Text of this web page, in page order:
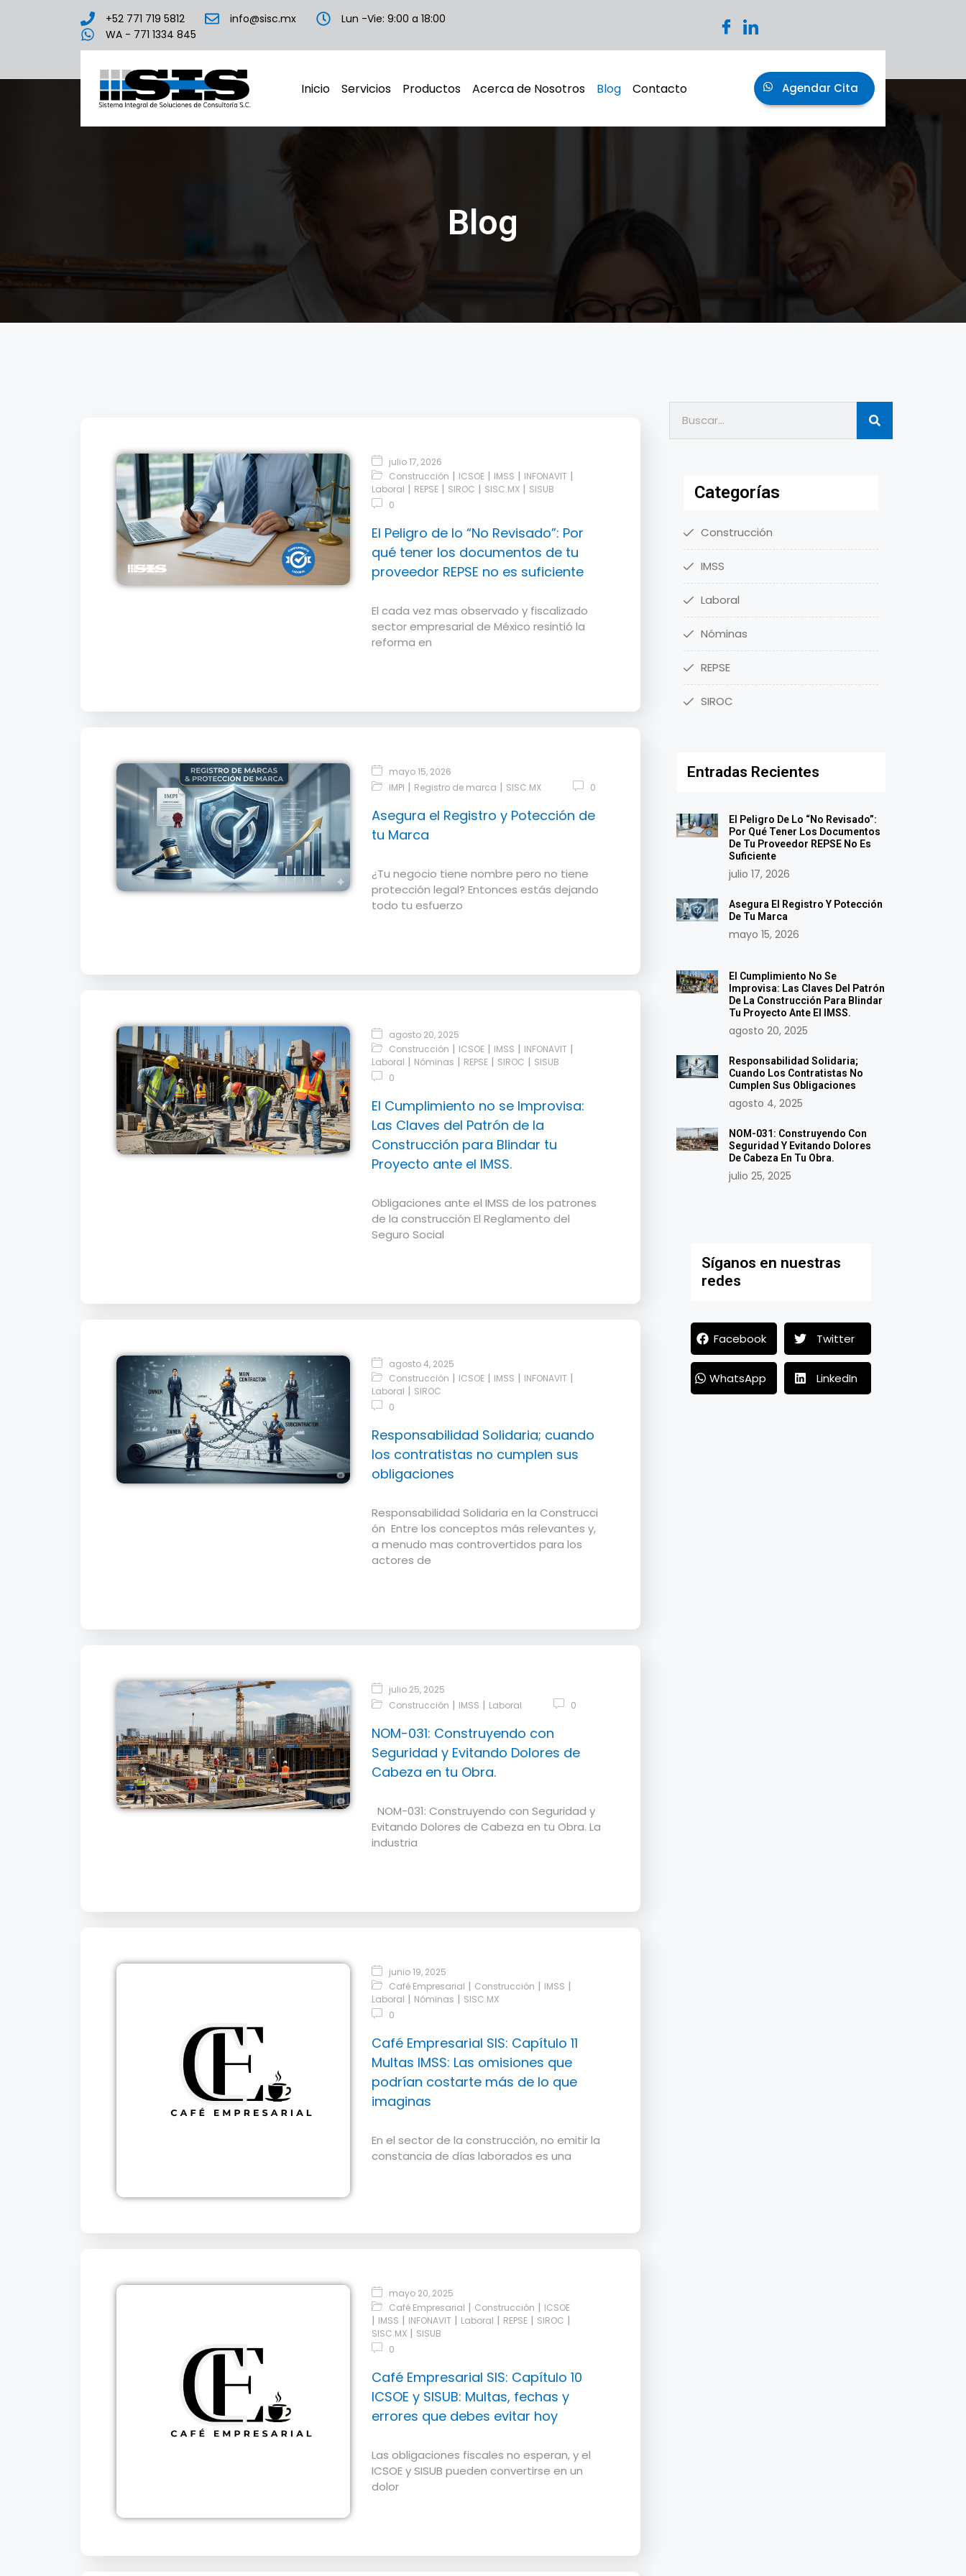
+52 771 719 5812 info@sisc.mx
Lun -Vie: 9:00 a 18:00
WA - 771 1334 845
Inicio Servicios Productos Acerca de Nosotros Blog Contacto Agendar Cita
Blog
julio 17, 2026
Construcción | ICSOE| IMSS | INFONAVIT |
Laboral | REPSE| SIROC | SISC.MX| SISUB
0
El Peligro de lo “No Revisado”: Por
qué tener los documentos de tu
proveedor REPSE no es suficiente
El cada vez mas observado y fiscalizado
sector empresarial de México resintió la
reforma en
mayo 15, 2026
IMPI | Registro de marca | SISC.MX 0
Asegura el Registro y Potección de
tu Marca
¿Tu negocio tiene nombre pero no tiene
protección legal? Entonces estás dejando
todo tu esfuerzo
agosto 20, 2025
Construcción | ICSOE| IMSS | INFONAVIT |
Laboral | Nóminas | REPSE| SIROC | SISUB
0
El Cumplimiento no se Improvisa:
Las Claves del Patrón de la
Construcción para Blindar tu
Proyecto ante el IMSS.
Obligaciones ante el IMSS de los patrones
de la construcción El Reglamento del
Seguro Social
agosto 4, 2025
Construcción | ICSOE| IMSS | INFONAVIT |
Laboral | SIROC
0
Responsabilidad Solidaria; cuando
los contratistas no cumplen sus
obligaciones
Responsabilidad Solidaria en la Construcci
ón Entre los conceptos más relevantes y,
a menudo mas controvertidos para los
actores de
julio 25, 2025
Construcción | IMSS | Laboral 0
NOM-031: Construyendo con
Seguridad y Evitando Dolores de
Cabeza en tu Obra.
NOM-031: Construyendo con Seguridad y
Evitando Dolores de Cabeza en tu Obra. La
industria
junio 19, 2025
Café Empresarial | Construcción | IMSS |
Laboral | Nóminas | SISC.MX
0
Café Empresarial SIS: Capítulo 11
Multas IMSS: Las omisiones que
podrían costarte más de lo que
imaginas
En el sector de la construcción, no emitir la
constancia de días laborados es una
mayo 20, 2025
Café Empresarial | Construcción | ICSOE
| IMSS | INFONAVIT | Laboral | REPSE| SIROC |
SISC.MX| SISUB
0
Café Empresarial SIS: Capítulo 10
ICSOE y SISUB: Multas, fechas y
errores que debes evitar hoy
Las obligaciones fiscales no esperan, y el
ICSOE y SISUB pueden convertirse en un
dolor
Categorías
Construcción
IMSS
Laboral
Nóminas
REPSE
SIROC
Entradas Recientes
El Peligro De Lo “No Revisado”:
Por Qué Tener Los Documentos
De Tu Proveedor REPSE No Es
Suficiente
julio 17, 2026
Asegura El Registro Y Potección
De Tu Marca
mayo 15, 2026
El Cumplimiento No Se
Improvisa: Las Claves Del Patrón
De La Construcción Para Blindar
Tu Proyecto Ante El IMSS.
agosto 20, 2025
Responsabilidad Solidaria;
Cuando Los Contratistas No
Cumplen Sus Obligaciones
agosto 4, 2025
NOM-031: Construyendo Con
Seguridad Y Evitando Dolores
De Cabeza En Tu Obra.
julio 25, 2025
Síganos en nuestras
redes
Facebook Twitter
WhatsApp LinkedIn